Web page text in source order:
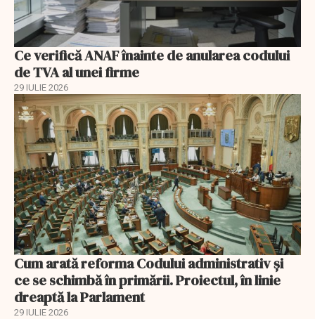
Ce verifică ANAF înainte de anularea codului
de TVA al unei firme
29 IULIE 2026
Cum arată reforma Codului administrativ și
ce se schimbă în primării. Proiectul, în linie
dreaptă la Parlament
29 IULIE 2026